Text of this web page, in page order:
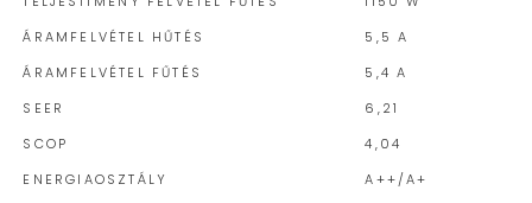
ÁRAMFELVÉTEL HŰTÉS
5,5 A
ÁRAMFELVÉTEL FŰTÉS
5,4 A
SEER
6,21
SCOP
4,04
ENERGIAOSZTÁLY
A++/A+